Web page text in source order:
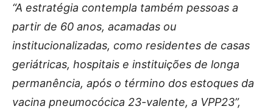
“A estratégia contempla também pessoas a
partir de 60 anos, acamadas ou
institucionalizadas, como residentes de casas
geriátricas, hospitais e instituições de longa
permanência, após o término dos estoques da
vacina pneumocócica 23-valente, a VPP23”,